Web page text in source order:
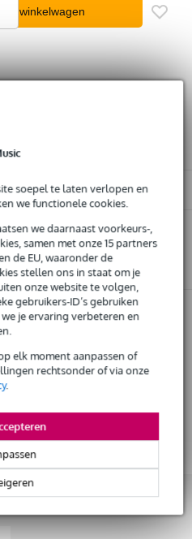
soepel te laten verlopen en
we functionele cookies.
we daarnaast voorkeurs-,
samen met onze 15 partners
de EU, waaronder de
stellen ons in staat om je
onze website te volgen,
gebruikers-ID’s gebruiken
je ervaring verbeteren en
elk moment aanpassen of
rechtsonder of via onze
.
In winkelwagen
Bax Music garantie en meer
euro per maand
min. € 300,- en max.
opzegbaar
met korting te kopen
Music bij een defect
product
strenge eisen
en geavanceerde lasrobots